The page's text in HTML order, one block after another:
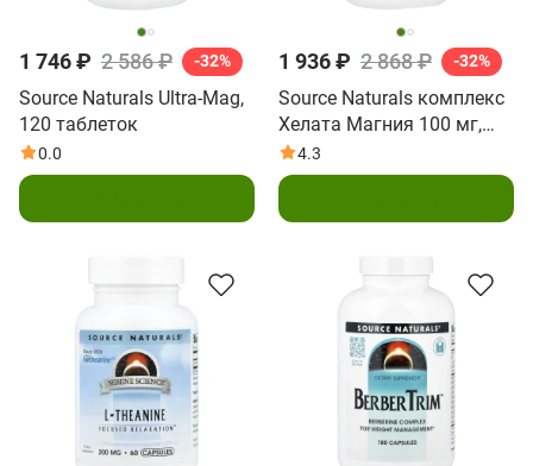
1 746 ₽ 2 586 ₽ -32%
Source Naturals Ultra-Mag,
120 таблеток
0.0
1 936 ₽ 2 868 ₽ -32%
Source Naturals комплекс
Хелата Магния 100 мг,
250 таблеток
4.3